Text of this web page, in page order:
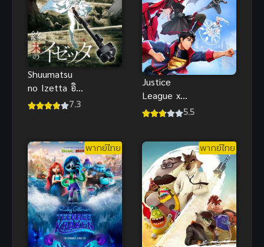
Shuumatsu
no Izetta อิ
เซ้ตตา แม่มด
7.3
Justice
League x
RWBY 1 ซับ
ฮีโร่สุดมันส์น่า
ดู
5.5
พากย์ไทย พากย์ไทย